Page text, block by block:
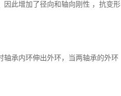
因此增加了径向和轴向刚性 ，抗变形
承内环伸出外环，当两轴承的外环